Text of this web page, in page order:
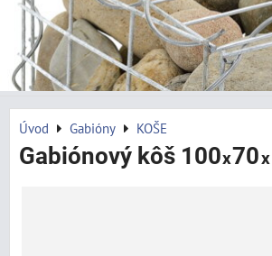
Úvod Gabióny KOŠE
Gabiónový kôš 100x70x